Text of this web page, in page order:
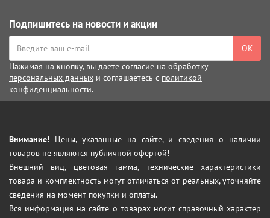
Подпишитесь на новости и акции
ОК
Нажимая на кнопку, вы даёте согласие на обработку
персональных данных и соглашаетесь с политикой
конфиденциальности.
Внимание! Цены, указанные на сайте, и сведения о наличии
товаров не являются публичной офертой!
Внешний вид, цветовая гамма, технические характеристики
товара и комплектность могут отличаться от реальных, уточняйте
сведения на момент покупки и оплаты.
Вся информация на сайте о товарах носит справочный характер